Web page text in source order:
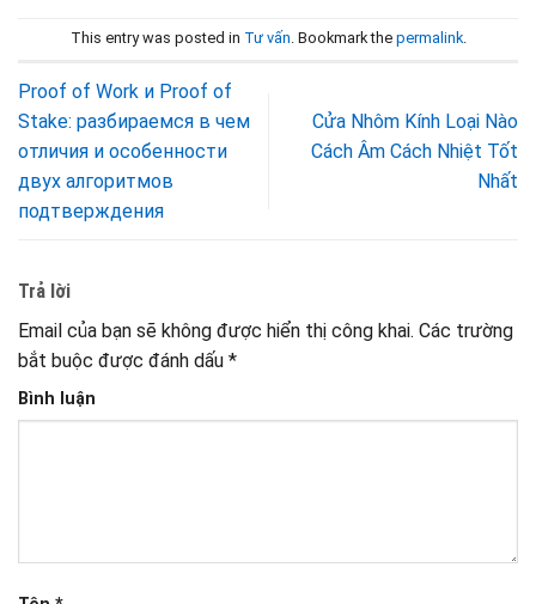
This entry was posted in Tư vấn . Bookmark the permalink.
Proof of Work и Proof of
Stake: разбираемся в чем
отличия и особенности
двух алгоритмов
подтверждения
Cửa Nhôm Kính Loại Nào
Cách Âm Cách Nhiệt Tốt
Nhất
Trả lời
Email của bạn sẽ không được hiển thị công khai. Các trường
bắt buộc được đánh dấu *
Bình luận